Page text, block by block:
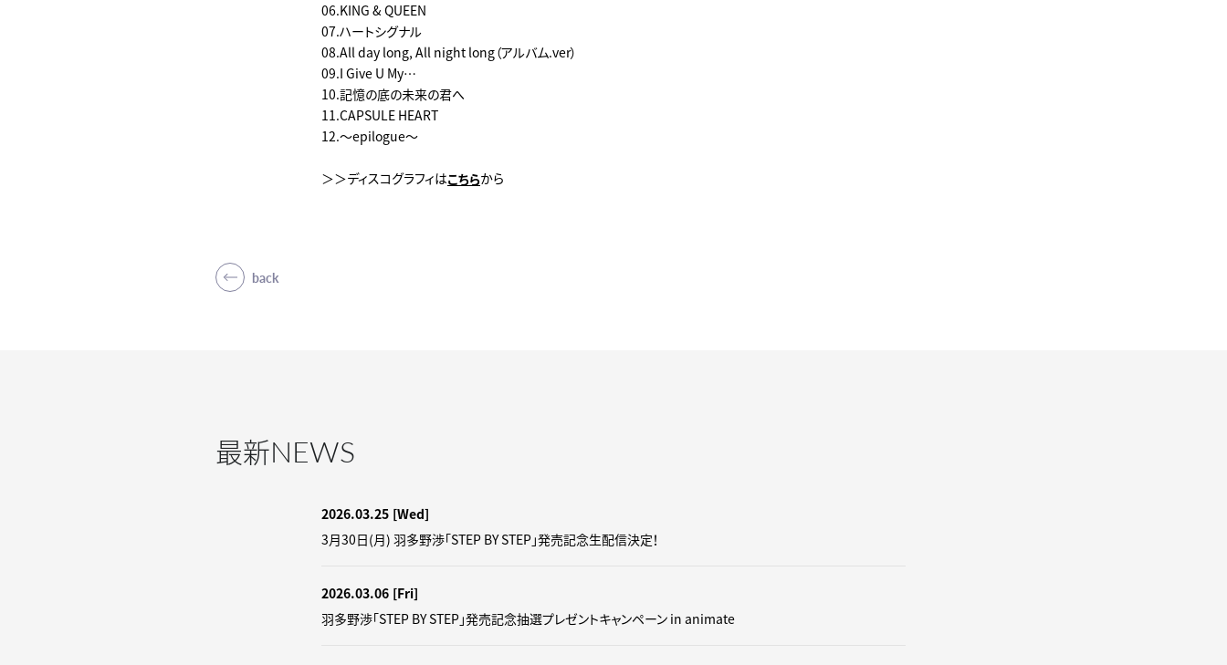
06.KING & QUEEN
07.ハートシグナル
08.All day long, All night long（アルバム.ver）
09.I Give U My…
10.記憶の底の未来の君へ
11.CAPSULE HEART
12.～epilogue～
＞＞ディスコグラフィはこちらから
back
最新NEWS
2026.03.25 [Wed]
3月30日(月) 羽多野渉「STEP BY STEP」発売記念生配信決定！
2026.03.06 [Fri]
羽多野渉「STEP BY STEP」発売記念抽選プレゼントキャンペーン in animate